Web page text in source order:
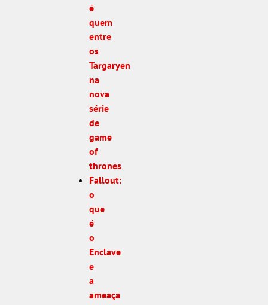
é
quem
entre
os
Targaryen
na
nova
série
de
game
of
thrones
Fallout:
o
que
é
o
Enclave
e
a
ameaça